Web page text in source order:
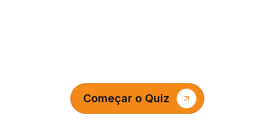
Começar o Quiz